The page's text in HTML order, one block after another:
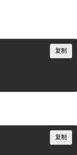
复制
Copy
复制
Copy